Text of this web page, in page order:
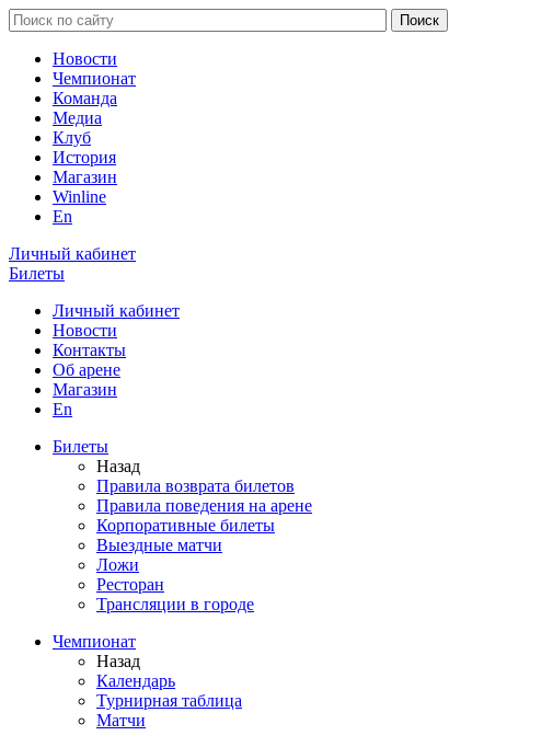
Новости
Чемпионат
Команда
Медиа
Клуб
История
Магазин
Winline
En
Личный кабинет
Билеты
Личный кабинет
Новости
Контакты
Об арене
Магазин
En
Билеты
Назад
Правила возврата билетов
Правила поведения на арене
Корпоративные билеты
Выездные матчи
Ложи
Ресторан
Трансляции в городе
Чемпионат
Назад
Календарь
Турнирная таблица
Матчи